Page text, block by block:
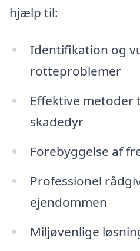
hjælp til:
Identifikation og
rotteproblemer
Effektive metoder
skadedyr
Forebyggelse af
Professionel
ejendommen
Miljøvenlige